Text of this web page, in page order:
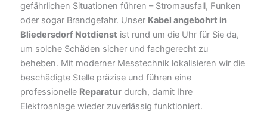
gefährlichen Situationen führen – Stromausfall, Funken
oder sogar Brandgefahr. Unser Kabel angebohrt in
Bliedersdorf Notdienst ist rund um die Uhr für Sie da,
um solche Schäden sicher und fachgerecht zu
beheben. Mit moderner Messtechnik lokalisieren wir die
beschädigte Stelle präzise und führen eine
professionelle Reparatur durch, damit Ihre
Elektroanlage wieder zuverlässig funktioniert.